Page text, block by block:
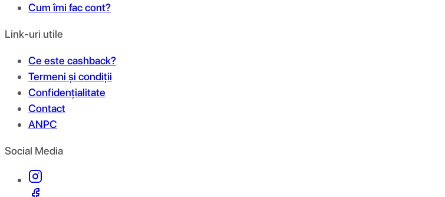
Cum îmi fac cont?
Link-uri utile
Ce este cashback?
Termeni și condiții
Confidențialitate
Contact
ANPC
Social Media